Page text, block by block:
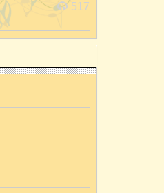
517